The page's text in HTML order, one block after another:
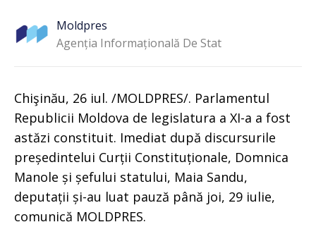
Moldpres
Agenția Informațională De Stat
Chişinău, 26 iul. /MOLDPRES/. Parlamentul
Republicii Moldova de legislatura a XI-a a fost
astăzi constituit. Imediat după discursurile
președintelui Curții Constituționale, Domnica
Manole și șefului statului, Maia Sandu,
deputații și-au luat pauză până joi, 29 iulie,
comunică MOLDPRES.